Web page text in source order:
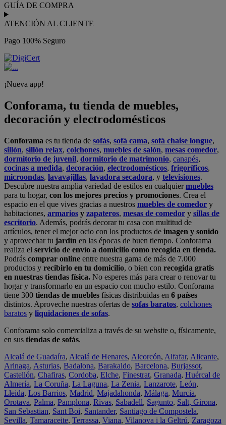
GUÍA DE COMPRA
ATENCIÓN AL CLIENTE
Pago 100% Seguro
¡Nueva app!
Conforama, tu tienda de muebles,
decoración y electrodomésticos
Conforama es tu tienda de sofás, sofá cama, sofá chaise longue,
sillón, sillón relax, colchones, muebles de salón, mesas comedor,
dormitorio de juvenil, dormitorio de matrimonio, canapés,
cocinas a medida, decoración, electrodomésticos, frigoríficos,
microondas, lavavajillas, lavadora secadora, y televisiones.
Descubre nuestra amplia variedad de estilos en cualquiermuebles
para tu hogar, con los mejores precios y promociones. Crea el
espacio en el que vives gracias a nuestros muebles de comedor y
habitaciones, armarios y zapateros, mesas de comedor y sillas de
escritorio. Además, podrás decorar tu casa con multitud de
artículos, tener el mejor ocio con los productos de imagen y sonido
y aprovechar tu jardín en las épocas de buen tiempo. Conforama
realiza el servicio de envío a domicilio como recogida en tienda.
Podrás comprar online entre nuestra gama de más de 7.000
productos y recibirlo en tu domicilio, o bien con recogida gratis
en nuestras tiendas física. No esperes más para crear o renovar tu
hogar y transformarlo en un espacio con mucho estilo. Conforama
tiene 300 tiendas de muebles físicas distribuidas en 6 países
distintos. Aproveche nuestras ofertas de sofas baratos, colchones
baratos y liquidaciones de sofas.
Conforama solo comercializa a través de su website o, físicamente,
en sus tiendas de sofás.
Alcalá de Guadaíra, Alcalá de Henares, Alcorcón, Alfafar, Alicante,
Arinaga, Asturias, Badalona, Barakaldo, Barcelona, Burjassot,
Castellón, Chafiras, Cordoba, Elche, Finestrat, Granada, Huércal de
Almería, La Coruña, La Laguna, La Zenia, Lanzarote, León,
Lleida, Los Barrios, Madrid, Majadahonda, Málaga, Murcia,
Orotava, Palma, Pamplona, Rivas, Sabadell, Sagunto, Salt, Girona,
San Sebastian, Sant Boi, Santander, Santiago de Compostela,
Sevilla, Tamaraceite, Terrassa, Viana, Vilanova i la Geltrú, Zaragoza